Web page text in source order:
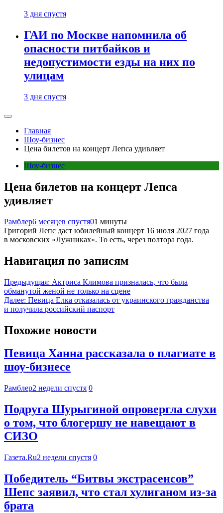
3 дня спустя
ГАИ по Москве напомнила об
опасности питбайков и
недопустимости езды на них по
улицам
3 дня спустя
Главная
Шоу-бизнес
Цена билетов на концерт Лепса удивляет
Шоу-бизнес
Цена билетов на концерт Лепса
удивляет
Рамблер6 месяцев спустя01 минуты
Григорий Лепс даст юбилейный концерт 16 июля 2027 года
в московских «Лужниках». То есть, через полтора года.
Навигация по записям
Предыдущая: Актриса Климова призналась, что была
обманутой женой не только на сцене
Далее: Певица Елка отказалась от украинского гражданства
и получила российский паспорт
Похожие новости
Певица Ханна рассказала о плагиате в
шоу-бизнесе
Рамблер2 недели спустя 0
Подруга Шурыгиной опровергла слухи
о том, что блогершу не навещают в
СИЗО
Газета.Ru2 недели спустя 0
Победитель “Битвы экстрасенсов”
Шепс заявил, что стал хулиганом из-за
брата